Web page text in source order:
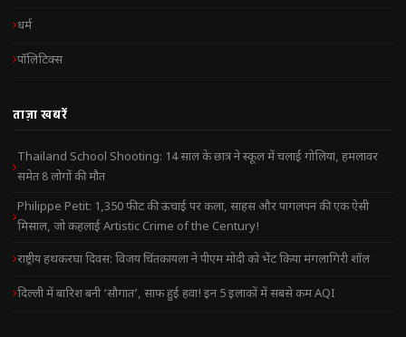
धर्म
पॉलिटिक्स
ताज़ा खबरें
Thailand School Shooting: 14 साल के छात्र ने स्कूल में चलाई गोलियां, हमलावर
समेत 8 लोगों की मौत
Philippe Petit: 1,350 फीट की ऊंचाई पर कला, साहस और पागलपन की एक ऐसी
मिसाल, जो कहलाई Artistic Crime of the Century!
राष्ट्रीय हथकरघा दिवस: विजय चिंतकायला ने पीएम मोदी को भेंट किया मंगलागिरी शॉल
दिल्ली में बारिश बनी ‘सौगात’, साफ हुई हवा! इन 5 इलाकों में सबसे कम AQI